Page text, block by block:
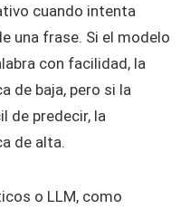
cuando intenta
una frase. Si el modelo
con facilidad, la
de baja, pero si la
de predecir, la
de alta.
o LLM, como